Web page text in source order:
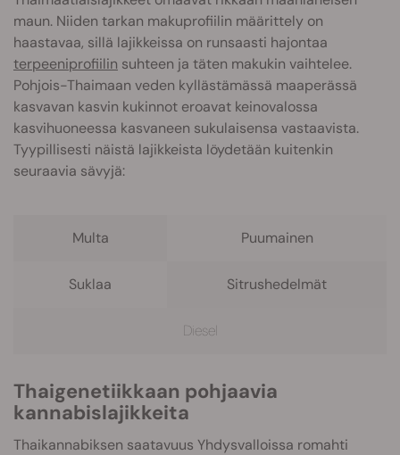
maun. Niiden tarkan makuprofiilin määrittely on
haastavaa, sillä lajikkeissa on runsaasti hajontaa
terpeeniprofiilin suhteen ja täten makukin vaihtelee.
Pohjois-Thaimaan veden kyllästämässä maaperässä
kasvavan kasvin kukinnot eroavat keinovalossa
kasvihuoneessa kasvaneen sukulaisensa vastaavista.
Tyypillisesti näistä lajikkeista löydetään kuitenkin
seuraavia sävyjä:
Multa Puumainen
Suklaa Sitrushedelmät
Diesel
Thaigenetiikkaan pohjaavia
kannabislajikkeita
Thaikannabiksen saatavuus Yhdysvalloissa romahti